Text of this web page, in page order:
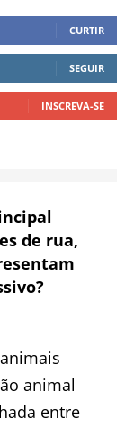
CURTIR
SEGUIR
INSCREVA-SE
de rua,
animal
entre